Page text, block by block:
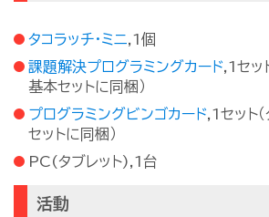
タコラッチ・ミニ,1個
課題解決プログラミングカード,1セッ
基本セットに同梱）
プログラミングビンゴカード,1セット
セットに同梱）
PC(タブレット),1台
活動